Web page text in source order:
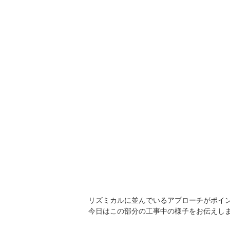
リズミカルに並んでいるアプローチがポイ
今日はこの部分の工事中の様子をお伝えしま